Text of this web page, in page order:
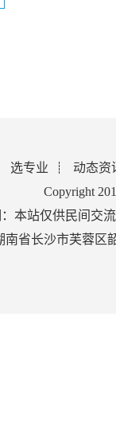
选专业
动态资
Copyright
本站仅供民间交
南省长沙市芙蓉区